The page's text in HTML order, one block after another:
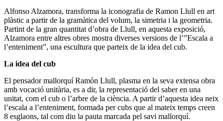
Alfonso Alzamora, transforma la iconografia de Ramon Llull en art
plàstic a partir de la gramàtica del volum, la simetria i la geometria.
Partint de la gran quantitat d’obra de Llull, en aquesta exposició,
Alzamora entre altres obres mostra diverses versions de l’”Escala a
l’enteniment”, una escultura que parteix de la idea del cub.
La idea del cub
El pensador mallorquí Ramón Llull, plasma en la seva extensa obra
amb vocació unitària, es a dir, la representació del saber en una
unitat, com el cub o l’arbre de la ciència. A partir d’aquesta idea neix
l’escala a l’enteniment, formada per cubs que al mateix temps creen
8 esglaons, tal com diu la pauta marcada pel savi mallorquí.